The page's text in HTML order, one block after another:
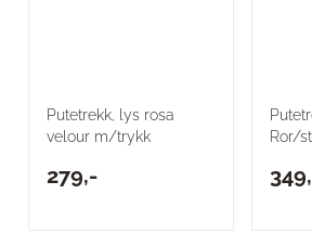
Putetrekk, lys rosa
velour m/trykk
279,-
Ror/